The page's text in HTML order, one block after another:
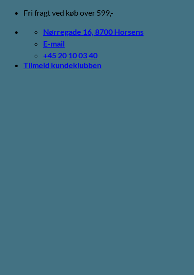
Fortsæt
indhold
Fri fragt ved køb over 599,-
Nørregade 16, 8700 Horsens
E-mail
+45 20 10 03 40
Tilmeld kundeklubben